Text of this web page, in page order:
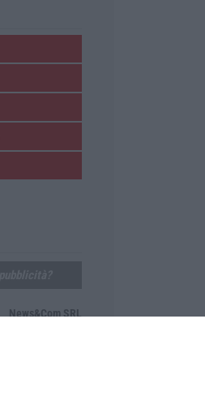
News&Com SRL